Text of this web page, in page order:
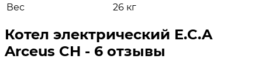
Вес
26 кг
Котел электрический E.C.A
Arceus CH - 6 отзывы